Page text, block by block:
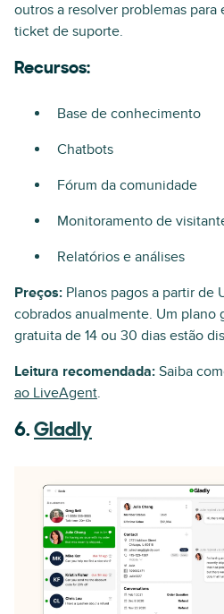
outros a resolver problemas para
ticket de suporte.
Recursos:
Base de conhecimento
Chatbots
Fórum da comunidade
Monitoramento de
Relatórios e análises
Preços: Planos pagos a partir de
cobrados anualmente. Um plano
gratuita de 14 ou 30 dias estão
Leitura recomendada: Saiba
ao LiveAgent.
6. Gladly